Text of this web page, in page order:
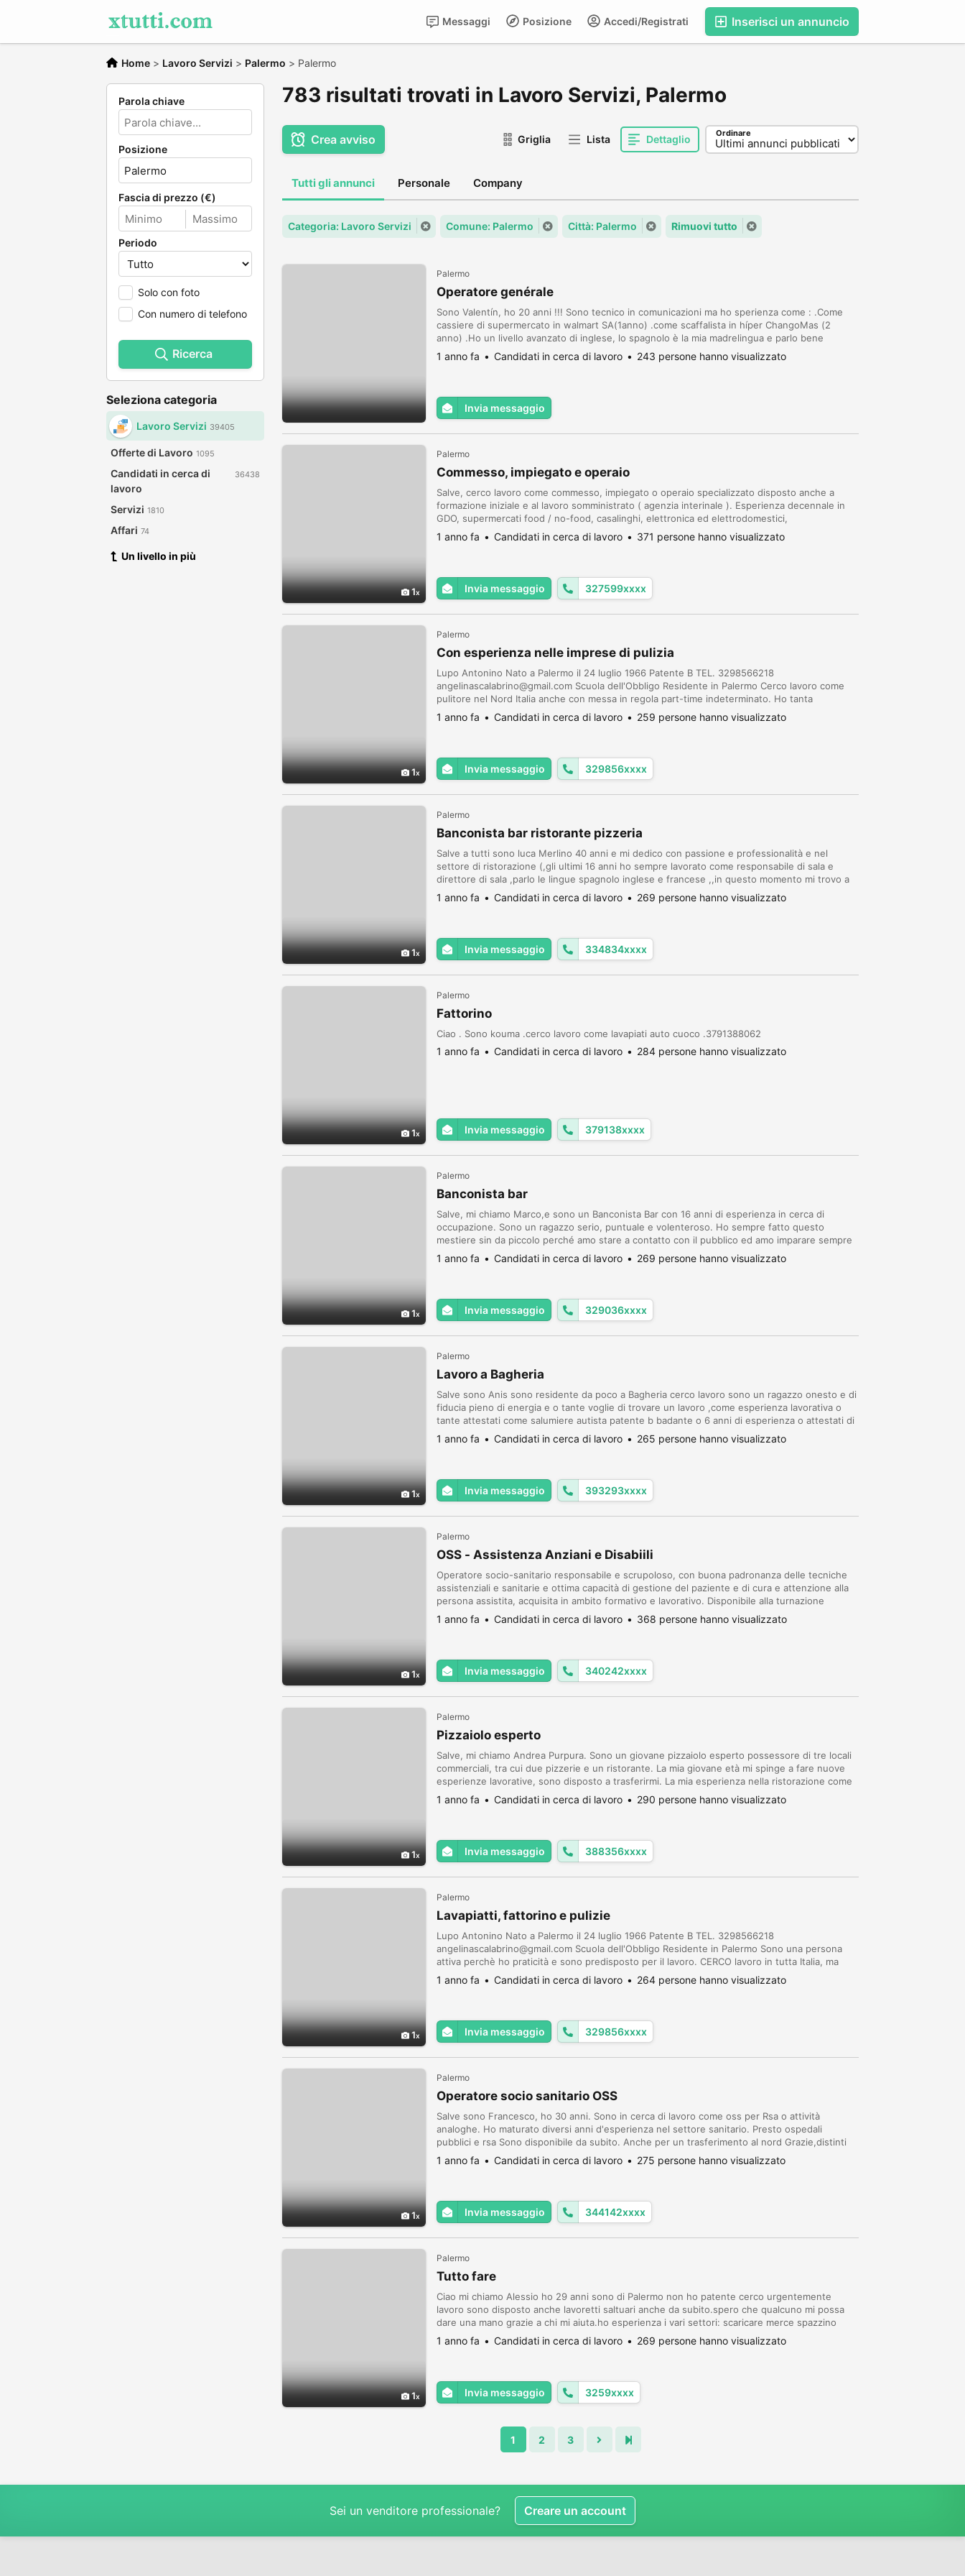
Inserisci un annuncio
Accedi/Registrati
Posizione
Messaggi
Home > Lavoro Servizi > Palermo > Palermo
Parola chiave
Posizione
Fascia di prezzo (€)
Periodo
Solo con foto
Con numero di telefono
Ricerca
Seleziona categoria
Lavoro Servizi 39405
Offerte di Lavoro 1095
Candidati in cerca di
lavoro
36438
Servizi 1810
Affari 74
Un livello in più
783 risultati trovati in Lavoro Servizi, Palermo
Crea avviso Griglia Lista Dettaglio Ordinare
Tutti gli annunci Personale Company
Categoria: Lavoro Servizi Comune: Palermo Città: Palermo Rimuovi tutto
Palermo
Operatore genérale
Sono Valentín, ho 20 anni !!! Sono tecnico in comunicazioni ma ho sperienza come : .Come
cassiere di supermercato in walmart SA(1anno) .come scaffalista in híper ChangoMas (2
anno) .Ho un livello avanzato di inglese, lo spagnolo è la mia madrelingua e parlo bene
l'italiano .Sto cercando lavoro a Torino .Non sono automunito
1 anno fa Candidati in cerca di lavoro 243 persone hanno visualizzato
Invia messaggio
1
Palermo
Commesso, impiegato e operaio
Salve, cerco lavoro come commesso, impiegato o operaio specializzato disposto anche a
formazione iniziale e al lavoro somministrato ( agenzia interinale ). Esperienza decennale in
GDO, supermercati food / no-food, casalinghi, elettronica ed elettrodomestici,
amministrazione e contabilità di base, operaio specializzato pulizie, biancheria e logistica per i
se...
1 anno fa Candidati in cerca di lavoro 371 persone hanno visualizzato
Invia messaggio 327599xxxx
1
Palermo
Con esperienza nelle imprese di pulizia
Lupo Antonino Nato a Palermo il 24 luglio 1966 Patente B TEL. 3298566218
angelinascalabrino@gmail.com Scuola dell'Obbligo Residente in Palermo Cerco lavoro come
pulitore nel Nord Italia anche con messa in regola part-time indeterminato. Ho tanta
esperienza soprattutto nelle imprese di pulizie. ESPERIENZE PROFESSIONALI: Ho lavorato
presso: -Pietro Scaduto, pu...
1 anno fa Candidati in cerca di lavoro 259 persone hanno visualizzato
Invia messaggio 329856xxxx
1
Palermo
Banconista bar ristorante pizzeria
Salve a tutti sono luca Merlino 40 anni e mi dedico con passione e professionalità e nel
settore di ristorazione (,gli ultimi 16 anni ho sempre lavorato come responsabile di sala e
direttore di sala ,parlo le lingue spagnolo inglese e francese ,,in questo momento mi trovo a
Palermo , ho lavorato a Barcellona,Nizza , Marsiglia, Parigi, Bruxelles,Bruges, Charl...
1 anno fa Candidati in cerca di lavoro 269 persone hanno visualizzato
Invia messaggio 334834xxxx
1
Palermo
Fattorino
Ciao . Sono kouma .cerco lavoro come lavapiati auto cuoco .3791388062
1 anno fa Candidati in cerca di lavoro 284 persone hanno visualizzato
Invia messaggio 379138xxxx
1
Palermo
Banconista bar
Salve, mi chiamo Marco,e sono un Banconista Bar con 16 anni di esperienza in cerca di
occupazione. Sono un ragazzo serio, puntuale e volenteroso. Ho sempre fatto questo
mestiere sin da piccolo perché amo stare a contatto con il pubblico ed amo imparare sempre
cose nuove in questo settore. Spero in un vostro contatto. Cordiali saluti
1 anno fa Candidati in cerca di lavoro 269 persone hanno visualizzato
Invia messaggio 329036xxxx
1
Palermo
Lavoro a Bagheria
Salve sono Anis sono residente da poco a Bagheria cerco lavoro sono un ragazzo onesto e di
fiducia pieno di energia e o tante voglie di trovare un lavoro ,come esperienza lavorativa o
tante attestati come salumiere autista patente b badante o 6 anni di esperienza o attestati di
giardiniere qualificato, archivista , Sono un ragazzo tutto fare
1 anno fa Candidati in cerca di lavoro 265 persone hanno visualizzato
Invia messaggio 393293xxxx
1
Palermo
OSS - Assistenza Anziani e Disabiili
Operatore socio-sanitario responsabile e scrupoloso, con buona padronanza delle tecniche
assistenziali e sanitarie e ottima capacità di gestione del paziente e di cura e attenzione alla
persona assistita, acquisita in ambito formativo e lavorativo. Disponibile alla turnazione
occupandosi con competenza di pazienti con diverse esigenze. Documentata competenza...
1 anno fa Candidati in cerca di lavoro 368 persone hanno visualizzato
Invia messaggio 340242xxxx
1
Palermo
Pizzaiolo esperto
Salve, mi chiamo Andrea Purpura. Sono un giovane pizzaiolo esperto possessore di tre locali
commerciali, tra cui due pizzerie e un ristorante. La mia giovane età mi spinge a fare nuove
esperienze lavorative, sono disposto a trasferirmi. La mia esperienza nella ristorazione come
imprenditore aggiunge un valore al mio curriculum in quanto sono in grado di dete...
1 anno fa Candidati in cerca di lavoro 290 persone hanno visualizzato
Invia messaggio 388356xxxx
1
Palermo
Lavapiatti, fattorino e pulizie
Lupo Antonino Nato a Palermo il 24 luglio 1966 Patente B TEL. 3298566218
angelinascalabrino@gmail.com Scuola dell'Obbligo Residente in Palermo Sono una persona
attiva perchè ho praticità e sono predisposto per il lavoro. CERCO lavoro in tutta Italia, ma
preferibilmente a Palermo, esclusivamente come lavapiatti e pulizie, con vitto e alloggio, non
saltuario m...
1 anno fa Candidati in cerca di lavoro 264 persone hanno visualizzato
Invia messaggio 329856xxxx
1
Palermo
Operatore socio sanitario OSS
Salve sono Francesco, ho 30 anni. Sono in cerca di lavoro come oss per Rsa o attività
analoghe. Ho maturato diversi anni d'esperienza nel settore sanitario. Presto ospedali
pubblici e rsa Sono disponibile da subito. Anche per un trasferimento al nord Grazie,distinti
saluti Francesco 3441428549
1 anno fa Candidati in cerca di lavoro 275 persone hanno visualizzato
Invia messaggio 344142xxxx
1
Palermo
Tutto fare
Ciao mi chiamo Alessio ho 29 anni sono di Palermo non ho patente cerco urgentemente
lavoro sono disposto anche lavoretti saltuari anche da subito.spero che qualcuno mi possa
dare una mano grazie a chi mi aiuta.ho esperienza i vari settori: scaricare merce spazzino
spostare mobili dogsiter guardiano fruttivendolo operatore ecologico pulizie in privato
general...
1 anno fa Candidati in cerca di lavoro 269 persone hanno visualizzato
Invia messaggio 3259xxxx
1 2 3
Sei un venditore professionale? Creare un account